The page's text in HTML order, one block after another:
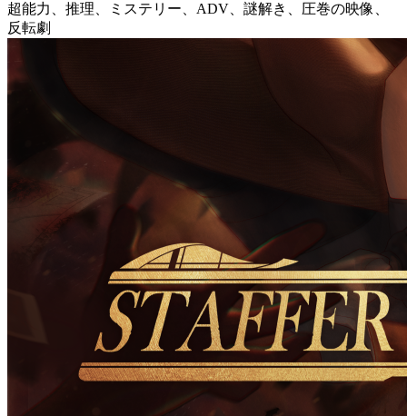
超能力、推理、ミステリー、ADV、謎解き、圧巻の映像、
反転劇